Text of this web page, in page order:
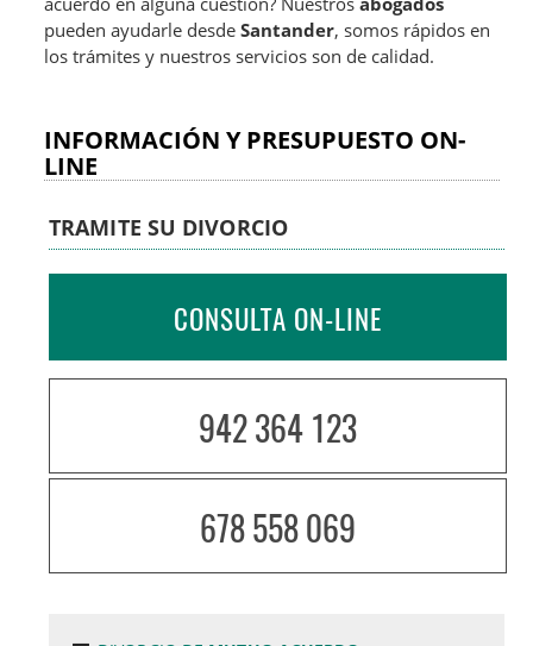
acuerdo en alguna cuestión? Nuestrosabogados
pueden ayudarle desdeSantander, somos rápidos en
los trámites y nuestros servicios son de calidad.
INFORMACIÓN Y PRESUPUESTO ON-
LINE
TRAMITE SU DIVORCIO
CONSULTA ON-LINE
942 364 123
678 558 069